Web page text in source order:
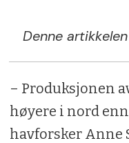
Denne
– Produksjonen
høyere i nord
havforsker Anne